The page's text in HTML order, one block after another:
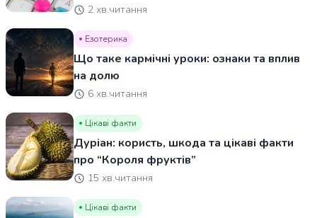
2 хв.читання
Езотерика
Що таке кармічні уроки: ознаки та вплив
на долю
6 хв.читання
Цікаві факти
Дуріан: користь, шкода та цікаві факти
про “Короля фруктів”
15 хв.читання
Цікаві факти